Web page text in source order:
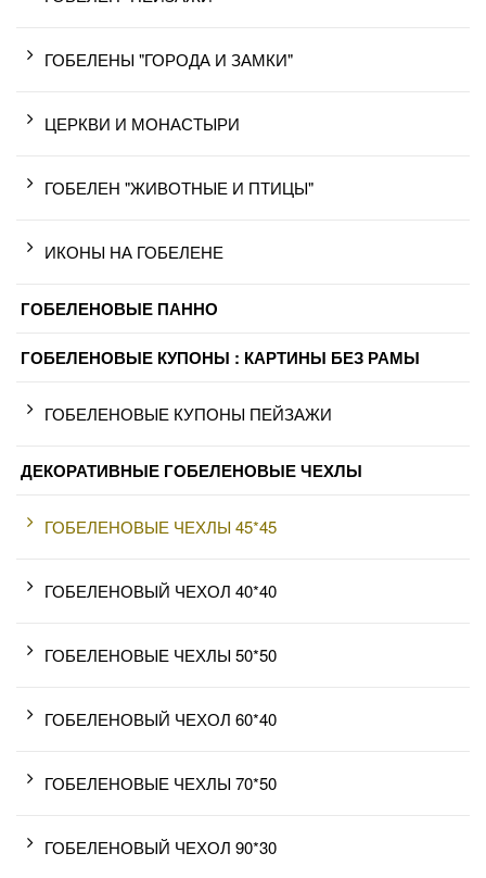
ГОБЕЛЕНЫ "ГОРОДА И ЗАМКИ"
ЦЕРКВИ И МОНАСТЫРИ
ГОБЕЛЕН "ЖИВОТНЫЕ И ПТИЦЫ"
ИКОНЫ НА ГОБЕЛЕНЕ
ГОБЕЛЕНОВЫЕ ПАННО
ГОБЕЛЕНОВЫЕ КУПОНЫ : КАРТИНЫ БЕЗ РАМЫ
ГОБЕЛЕНОВЫЕ КУПОНЫ ПЕЙЗАЖИ
ДЕКОРАТИВНЫЕ ГОБЕЛЕНОВЫЕ ЧЕХЛЫ
ГОБЕЛЕНОВЫЕ ЧЕХЛЫ 45*45
ГОБЕЛЕНОВЫЙ ЧЕХОЛ 40*40
ГОБЕЛЕНОВЫЕ ЧЕХЛЫ 50*50
ГОБЕЛЕНОВЫЙ ЧЕХОЛ 60*40
ГОБЕЛЕНОВЫЕ ЧЕХЛЫ 70*50
ГОБЕЛЕНОВЫЙ ЧЕХОЛ 90*30